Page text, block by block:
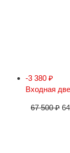
-3 380 ₽
Входная
67 500₽